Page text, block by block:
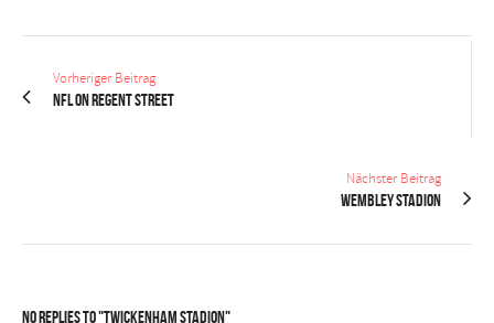
Vorheriger Beitrag
NFL on Regent Street
Nächster Beitrag
Wembley Stadion
No Replies to "Twickenham Stadion"